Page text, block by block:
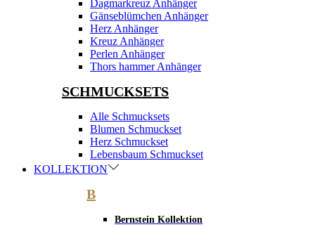
Dagmarkreuz Anhänger
Gänseblümchen Anhänger
Herz Anhänger
Kreuz Anhänger
Perlen Anhänger
Thors hammer Anhänger
SCHMUCKSETS
Alle Schmucksets
Blumen Schmuckset
Herz Schmuckset
Lebensbaum Schmuckset
KOLLEKTION
B
Bernstein Kollektion